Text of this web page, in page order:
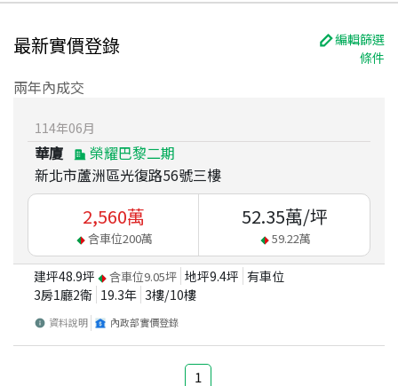
最新實價登錄
編輯篩選
條件
兩年內成交
114年06月
華廈
榮耀巴黎二期
新北市蘆洲區光復路56號三樓
2,560萬
含車位200萬
52.35萬/坪
59.22萬
建坪48.9坪 含車位9.05坪 地坪9.4坪 有車位
3房1廳2衛 19.3年 3樓/10樓
資料說明 內政部實價登錄
1